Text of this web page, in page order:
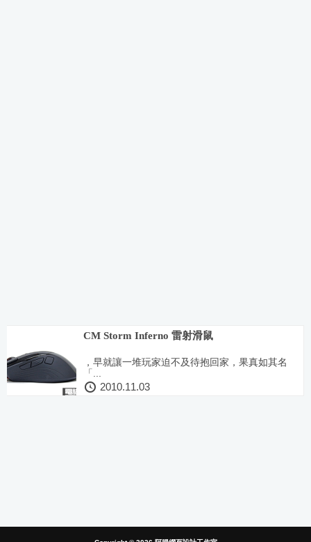
CM Storm Inferno 雷射滑鼠
，早就讓一堆玩家迫不及待抱回家，果真如其名
「...
2010.11.03